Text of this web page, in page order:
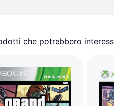
che potrebbero